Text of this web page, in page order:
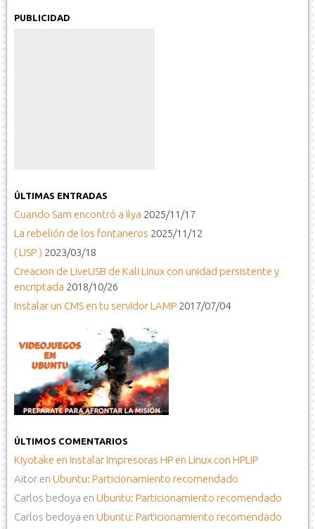
PUBLICIDAD
ÚLTIMAS ENTRADAS
Cuando Sam encontró a Ilya 2025/11/17
La rebelión de los fontaneros 2025/11/12
( LISP ) 2023/03/18
Creacion de LiveUSB de Kali Linux con unidad persistente y
encriptada 2018/10/26
Instalar un CMS en tu servidor LAMP 2017/07/04
ÚLTIMOS COMENTARIOS
Kiyotake en Instalar Impresoras HP en Linux con HPLIP
Aitor en Ubuntu: Particionamiento recomendado
Carlos bedoya en Ubuntu: Particionamiento recomendado
Carlos bedoya en Ubuntu: Particionamiento recomendado